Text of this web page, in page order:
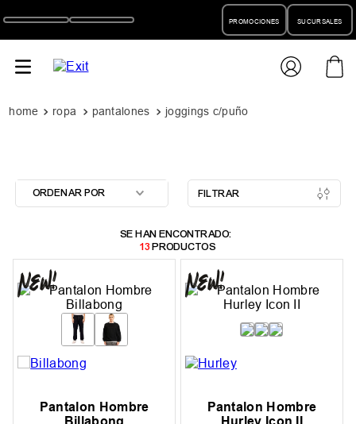
PROMOCIONES SUCURSALES
ropa pantalones joggings c/puño
ORDENAR POR FILTRAR
13PRODUCTOS
Pantalon Hombre
Pantalon Hombre